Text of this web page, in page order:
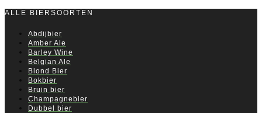
ALLE BIERSOORTEN
Abdijbier
Amber Ale
Barley Wine
Belgian Ale
Blond Bier
Bokbier
Bruin bier
Champagnebier
Dubbel bier